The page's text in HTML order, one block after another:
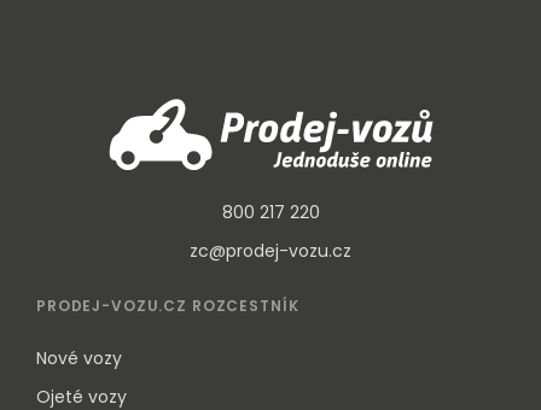
800 217 220
zc@prodej-vozu.cz
PRODEJ-VOZU.CZ ROZCESTNÍK
Nové vozy
Ojeté vozy